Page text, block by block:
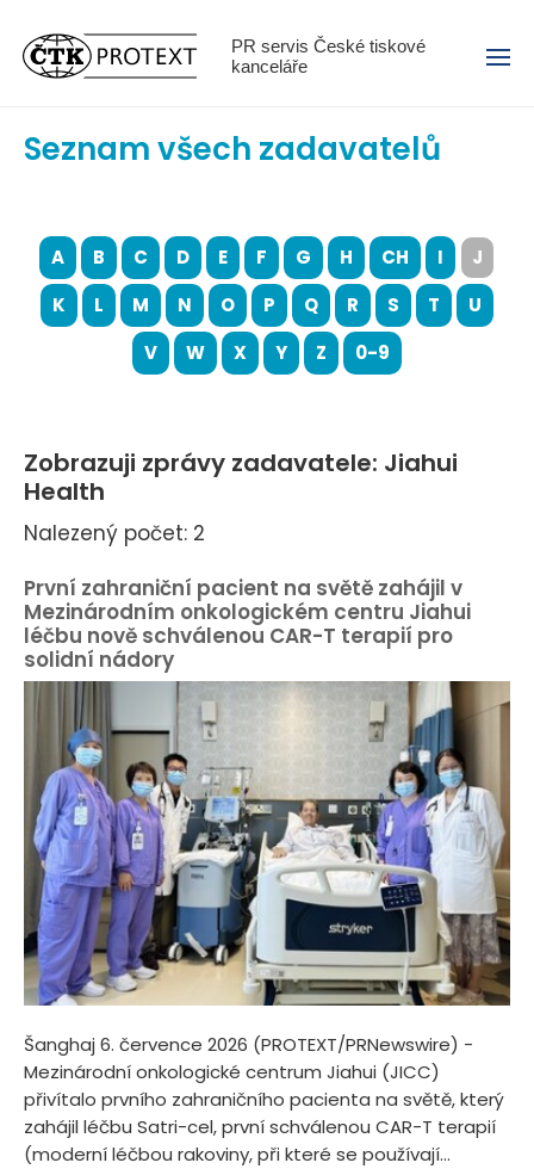
PR servis České tiskové
kanceláře
Menu
Seznam všech zadavatelů
A B C D E F G H CH I
J
K
L M N O P Q R S T
U
V
W X Y Z 0-9
Zobrazuji zprávy zadavatele: Jiahui
Health
Nalezený počet: 2
První zahraniční pacient na světě zahájil v
Mezinárodním onkologickém centru Jiahui
léčbu nově schválenou CAR-T terapií pro
solidní nádory
Šanghaj 6. července 2026 (PROTEXT/PRNewswire) -
Mezinárodní onkologické centrum Jiahui (JICC)
přivítalo prvního zahraničního pacienta na světě, který
zahájil léčbu Satri-cel, první schválenou CAR-T terapií
(moderní léčbou rakoviny, při které se používají...